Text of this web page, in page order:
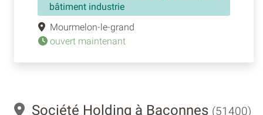
bâtiment industrie
Mourmelon-le-grand
ouvert maintenant
Société Holding à Baconnes (51400)